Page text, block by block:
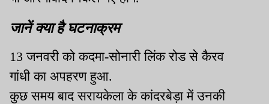
जानें क्या है घटनाक्रम
13 जनवरी को कदमा-सोनारी लिंक रोड से कैरव
गांधी का अपहरण हुआ.
कुछ समय बाद सरायकेला के कांदरबेड़ा में उनकी